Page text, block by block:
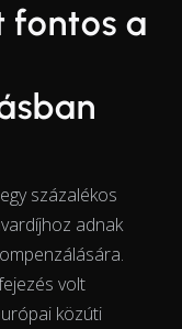
fontos a
egy százalékos
adnak
volt
közúti